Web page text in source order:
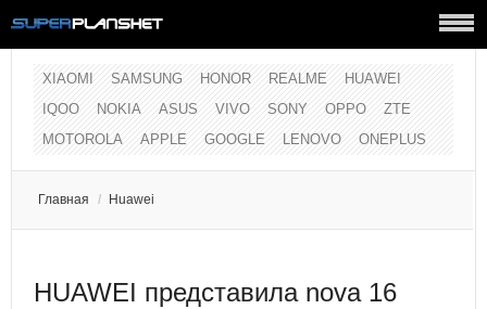
XIAOMI SAMSUNG HONOR REALME
HUAWEI
IQOO
NOKIA ASUS VIVO SONY OPPO
ZTE
MOTOROLA
APPLE GOOGLE LENOVO ONEPLUS
Главная / Huawei
HUAWEI представила nova 16